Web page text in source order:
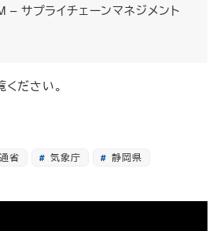
– サプライチェーンマネジメント
ください。
省 気象庁 静岡県